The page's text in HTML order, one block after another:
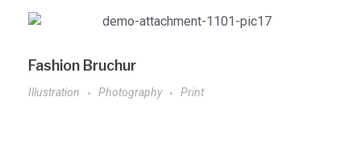
Fashion Bruchur
Illustration Photography Print